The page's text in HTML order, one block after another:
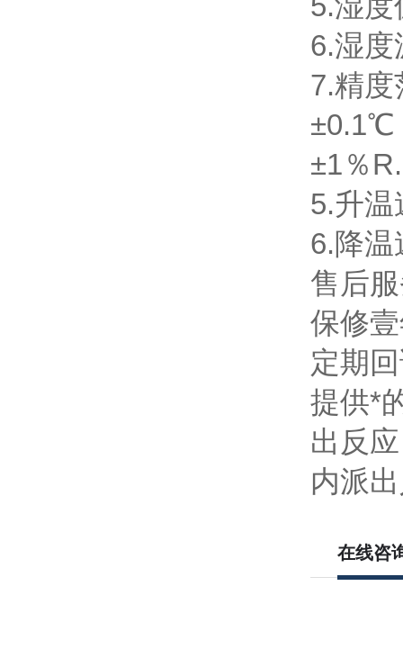
6.湿度
7.精
±0.1℃
±1％
5.升
6.降
售后
保修
定期
提供*
出反
内派
在线咨